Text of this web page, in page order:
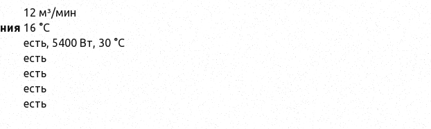
12 м³/мин
16 °C
есть, 5400 Вт, 30 °C
есть
есть
есть
есть